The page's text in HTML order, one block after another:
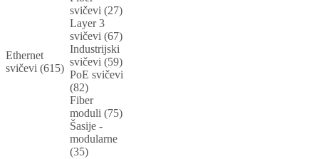
Ethernet
svičevi (615)
svičevi (27)
Layer 3
svičevi (67)
Industrijski
svičevi (59)
PoE svičevi
(82)
Fiber
moduli (75)
Šasije -
modularne
(35)